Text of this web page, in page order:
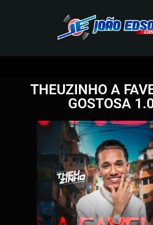
O
E
D
S
O
N
C
D
S
THEUZINHO A
GOSTOSA